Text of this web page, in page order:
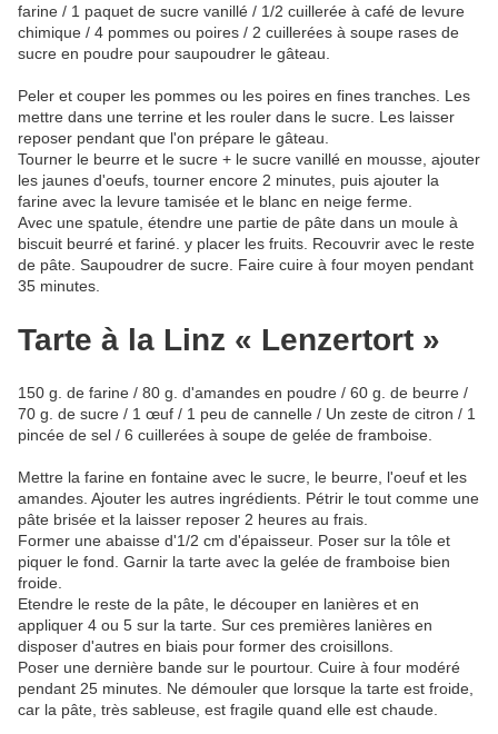
farine / 1 paquet de sucre vanillé / 1/2 cuillerée à café de levure
chimique / 4 pommes ou poires / 2 cuillerées à soupe rases de
sucre en poudre pour saupoudrer le gâteau.
Peler et couper les pommes ou les poires en fines tranches. Les
mettre dans une terrine et les rouler dans le sucre. Les laisser
reposer pendant que l'on prépare le gâteau.
Tourner le beurre et le sucre + le sucre vanillé en mousse, ajouter
les jaunes d'oeufs, tourner encore 2 minutes, puis ajouter la
farine avec la levure tamisée et le blanc en neige ferme.
Avec une spatule, étendre une partie de pâte dans un moule à
biscuit beurré et fariné. y placer les fruits. Recouvrir avec le reste
de pâte. Saupoudrer de sucre. Faire cuire à four moyen pendant
35 minutes.
Tarte à la Linz « Lenzertort »
150 g. de farine / 80 g. d'amandes en poudre / 60 g. de beurre /
70 g. de sucre / 1 œuf / 1 peu de cannelle / Un zeste de citron / 1
pincée de sel / 6 cuillerées à soupe de gelée de framboise.
Mettre la farine en fontaine avec le sucre, le beurre, l'oeuf et les
amandes. Ajouter les autres ingrédients. Pétrir le tout comme une
pâte brisée et la laisser reposer 2 heures au frais.
Former une abaisse d'1/2 cm d'épaisseur. Poser sur la tôle et
piquer le fond. Garnir la tarte avec la gelée de framboise bien
froide.
Etendre le reste de la pâte, le découper en lanières et en
appliquer 4 ou 5 sur la tarte. Sur ces premières lanières en
disposer d'autres en biais pour former des croisillons.
Poser une dernière bande sur le pourtour. Cuire à four modéré
pendant 25 minutes. Ne démouler que lorsque la tarte est froide,
car la pâte, très sableuse, est fragile quand elle est chaude.